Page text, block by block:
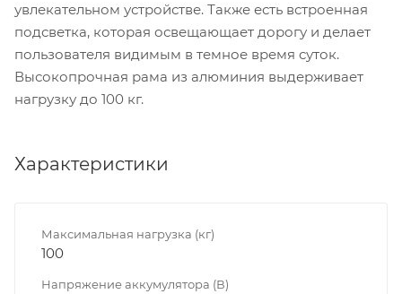
увлекательном устройстве. Также есть встроенная
подсветка, которая освещающает дорогу и делает
пользователя видимым в темное время суток.
Высокопрочная рама из алюминия выдерживает
нагрузку до 100 кг.
Характеристики
Максимальная нагрузка (кг)
100
Напряжение аккумулятора (В)